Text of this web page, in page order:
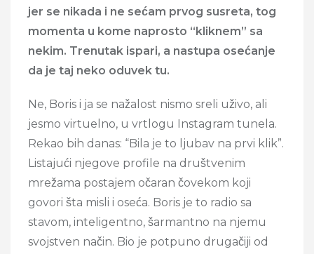
jer se nikada i ne sećam prvog susreta, tog
momenta u kome naprosto “kliknem” sa
nekim. Trenutak ispari, a nastupa osećanje
da je taj neko oduvek tu.
Ne, Boris i ja se nažalost nismo sreli uživo, ali
jesmo virtuelno, u vrtlogu Instagram tunela.
Rekao bih danas: “Bila je to ljubav na prvi klik”.
Listajući njegove profile na društvenim
mrežama postajem očaran čovekom koji
govori šta misli i oseća. Boris je to radio sa
stavom, inteligentno, šarmantno na njemu
svojstven način. Bio je potpuno drugačiji od